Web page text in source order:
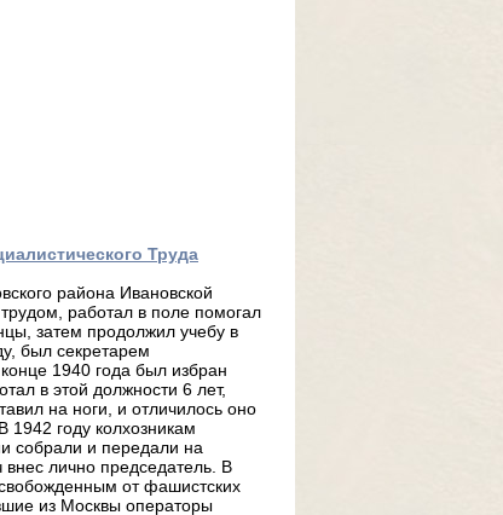
Труда
района Ивановской
работал в поле помогал
затем продолжил учебу в
был секретарем
1940 года был избран
в этой должности 6 лет,
на ноги, и отличилось оно
году колхозникам
собрали и передали на
внес лично председатель. В
от фашистских
из Москвы операторы